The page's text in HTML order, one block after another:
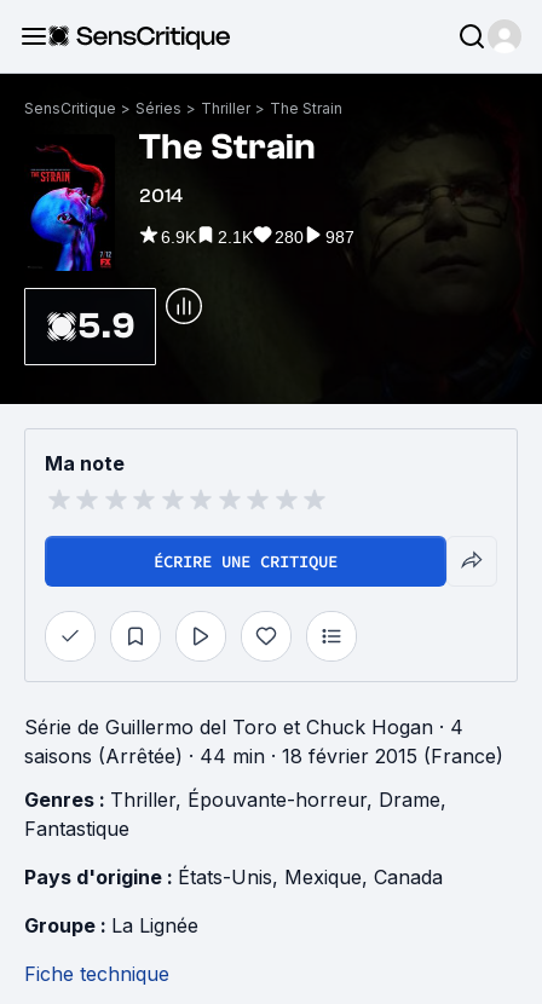
SensCritique > Séries > Thriller > The Strain
The Strain
2014
6.9K 2.1K 280 987
5.9
Ma note
ÉCRIRE UNE CRITIQUE
Série de Guillermo del Toro et Chuck Hogan · 4
saisons (Arrêtée) · 44 min · 18 février 2015 (France)
Genres : Thriller, Épouvante-horreur, Drame,
Fantastique
Pays d'origine : États-Unis, Mexique, Canada
Groupe : La Lignée
Fiche technique